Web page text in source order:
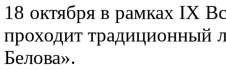
18 октября в рамках IХ
проходит традиционный
Белова».